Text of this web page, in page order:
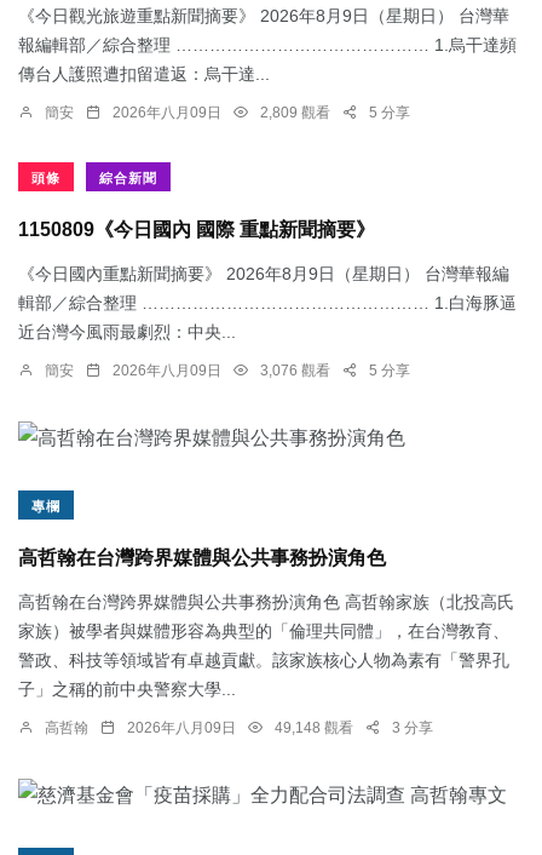
《今日觀光旅遊重點新聞摘要》 2026年8月9日（星期日） 台灣華
報編輯部／綜合整理 ……………………………………… 1.烏干達頻
傳台人護照遭扣留遣返：​烏干達...
簡安 2026年八月09日 2,809 觀看 5 分享
頭條 綜合新聞
1150809《今日國內 國際 重點新聞摘要》
《今日國內重點新聞摘要》 2026年8月9日（星期日） 台灣華報編
輯部／綜合整理 …………………………………………… 1.白海豚逼
近台灣今風雨最劇烈：中央...
簡安 2026年八月09日 3,076 觀看 5 分享
專欄
高哲翰在台灣跨界媒體與公共事務扮演角色
高哲翰在台灣跨界媒體與公共事務扮演角色 高哲翰家族（北投高氏
家族）被學者與媒體形容為典型的「倫理共同體」，在台灣教育、
警政、科技等領域皆有卓越貢獻。該家族核心人物為素有「警界孔
子」之稱的前中央警察大學...
高哲翰 2026年八月09日 49,148 觀看 3 分享